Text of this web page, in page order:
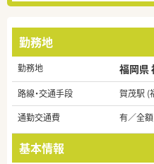
勤務地
勤務地 福岡県
路線・交通手段
賀茂駅 (
通勤交通費
有／全額
基本情報